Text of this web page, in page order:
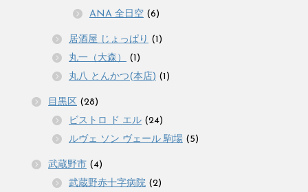
ANA 全日空 (6)
居酒屋 じょっぱり (1)
丸一（大森）
(1)
丸八 とんかつ(本店) (1)
目黒区 (28)
ビストロ ド エル (24)
ルヴェ ソン ヴェール 駒場 (5)
武蔵野市 (4)
武蔵野赤十字病院 (2)